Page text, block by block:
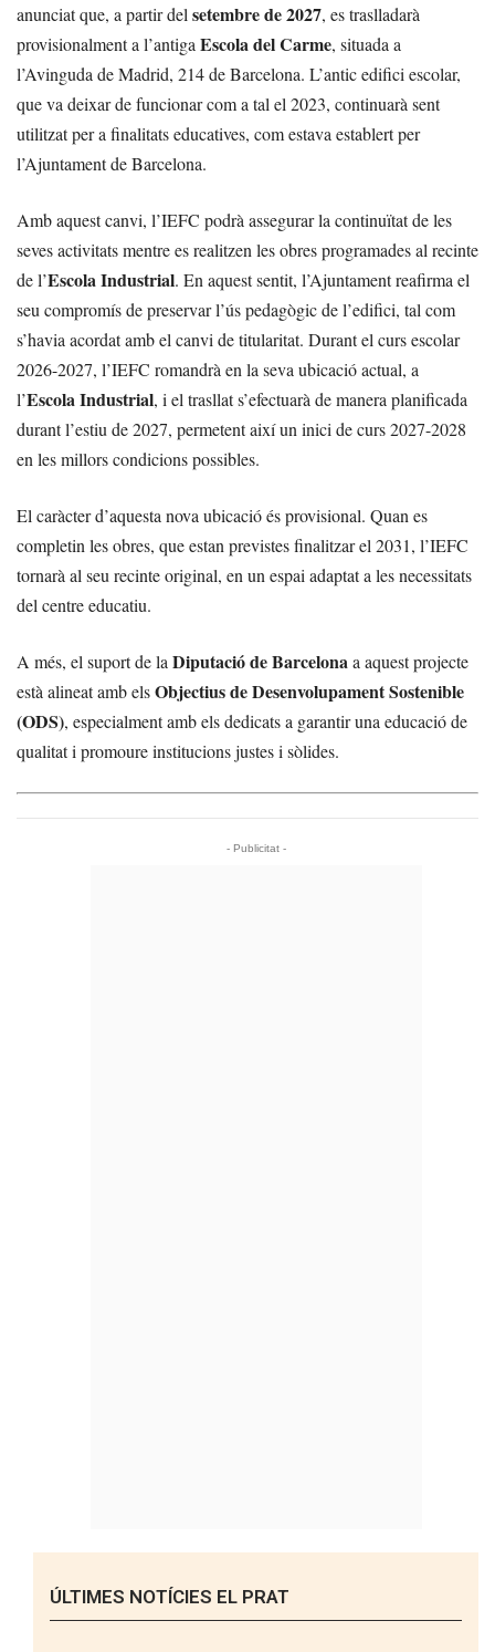
anunciat que, a partir del setembre de 2027, es traslladarà
provisionalment a l’antiga Escola del Carme, situada a
l’Avinguda de Madrid, 214 de Barcelona. L’antic edifici escolar,
que va deixar de funcionar com a tal el 2023, continuarà sent
utilitzat per a finalitats educatives, com estava establert per
l’Ajuntament de Barcelona.
Amb aquest canvi, l’IEFC podrà assegurar la continuïtat de les
seves activitats mentre es realitzen les obres programades al recinte
de l’Escola Industrial. En aquest sentit, l’Ajuntament reafirma el
seu compromís de preservar l’ús pedagògic de l’edifici, tal com
s’havia acordat amb el canvi de titularitat. Durant el curs escolar
2026-2027, l’IEFC romandrà en la seva ubicació actual, a
l’Escola Industrial, i el trasllat s’efectuarà de manera planificada
durant l’estiu de 2027, permetent així un inici de curs 2027-2028
en les millors condicions possibles.
El caràcter d’aquesta nova ubicació és provisional. Quan es
completin les obres, que estan previstes finalitzar el 2031, l’IEFC
tornarà al seu recinte original, en un espai adaptat a les necessitats
del centre educatiu.
A més, el suport de la Diputació de Barcelonaa aquest projecte
està alineat amb elsObjectius de Desenvolupament Sostenible
(ODS), especialment amb els dedicats a garantir una educació de
qualitat i promoure institucions justes i sòlides.
- Publicitat -
ÚLTIMES NOTÍCIES EL PRAT